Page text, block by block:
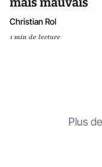
Christian Rol
1 min de lecture
Plus